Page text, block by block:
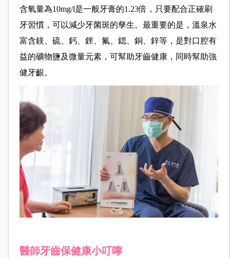
含氧量為10mg/l是一般牙膏的1.23倍，只要配合正確刷
牙習慣，可以減少牙菌斑的孳生。最重要的是，溫泉水
富含鎂、硫、鈣、鋰、氟、鍶、銅、鋅等，是對口腔有
益的礦物鹽及微量元素，可幫助牙齒健康，同時幫助強
健牙齦。
醫師牙齒保健康小叮嚀